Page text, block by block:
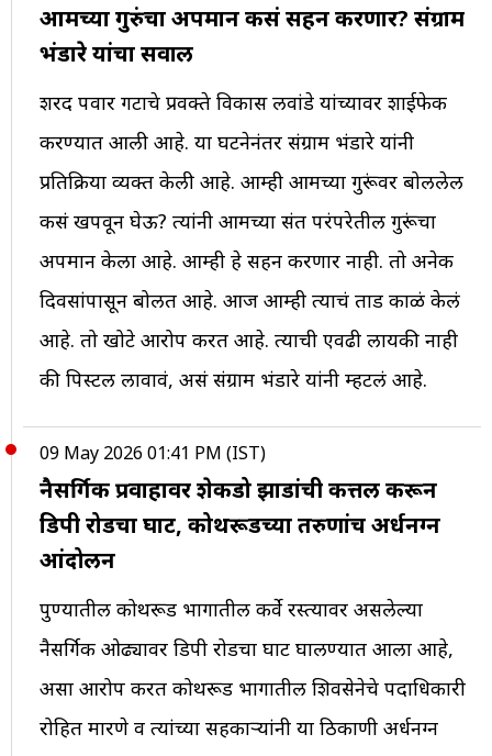
आमच्या गुरुंचा अपमान कसं सहन करणार? संग्राम
भंडारे यांचा सवाल
शरद पवार गटाचे प्रवक्ते विकास लवांडे यांच्यावर शाईफेक
करण्यात आली आहे. या घटनेनंतर संग्राम भंडारे यांनी
प्रतिक्रिया व्यक्त केली आहे. आम्ही आमच्या गुरूंवर बोललेल
कसं खपवून घेऊ? त्यांनी आमच्या संत परंपरेतील गुरूंचा
अपमान केला आहे. आम्ही हे सहन करणार नाही. तो अनेक
दिवसांपासून बोलत आहे. आज आम्ही त्याचं तोंड काळं केलं
आहे. तो खोटे आरोप करत आहे. त्याची एवढी लायकी नाही
की पिस्टल लावावं, असं संग्राम भंडारे यांनी म्हटलं आहे.
09 May 2026 01:41 PM (IST)
नैसर्गिक प्रवाहावर शेकडो झाडांची कत्तल करून
डिपी रोडचा घाट, कोथरूडच्या तरुणांच अर्धनग्न
आंदोलन
पुण्यातील कोथरूड भागातील कर्वे रस्त्यावर असलेल्या
नैसर्गिक ओढ्यावर डिपी रोडचा घाट घालण्यात आला आहे,
असा आरोप करत कोथरूड भागातील शिवसेनेचे पदाधिकारी
रोहित मारणे व त्यांच्या सहकाऱ्यांनी या ठिकाणी अर्धनग्न